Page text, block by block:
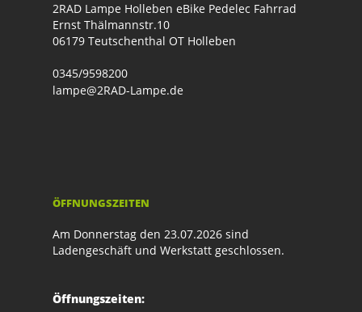
2RAD Lampe Holleben eBike Pedelec Fahrrad
Ernst Thälmannstr.10
06179 Teutschenthal OT Holleben
0345/9598200
lampe@2RAD-Lampe.de
ÖFFNUNGSZEITEN
Am Donnerstag den 23.07.2026 sind
Ladengeschäft und Werkstatt geschlossen.
Öffnungszeiten: